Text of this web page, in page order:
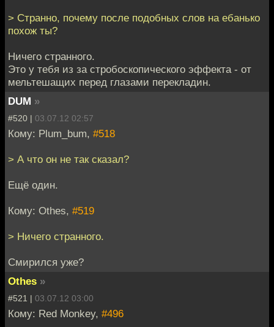
> Странно, почему после подобных слов на ебанько
похож ты?
Ничего странного.
Это у тебя из за стробоскопического эффекта - от
мельтешащих перед глазами перекладин.
DUM »
#520 | 03.07.12 02:57
Кому: Plum_bum, #518
> А что он не так сказал?
Ещё один.
Кому: Othes, #519
> Ничего странного.
Смирился уже?
Othes »
#521 | 03.07.12 03:00
Кому: Red Monkey, #496